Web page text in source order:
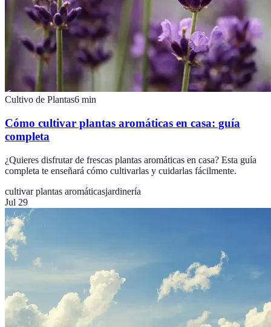
Cultivo de Plantas6 min
Cómo cultivar plantas aromáticas en casa: guía
completa
¿Quieres disfrutar de frescas plantas aromáticas en casa? Esta guía
completa te enseñará cómo cultivarlas y cuidarlas fácilmente.
cultivar plantas aromáticasjardinería
Jul 29